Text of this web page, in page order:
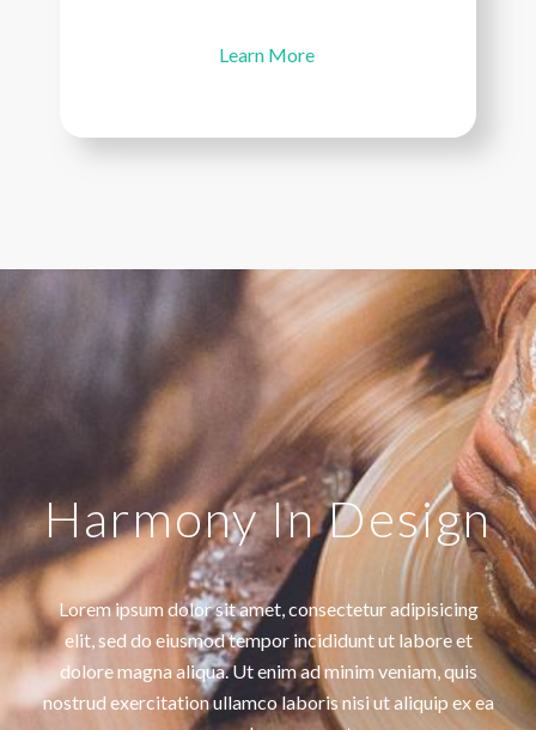
Learn More
Harmony In Design
Lorem ipsum dolor sit amet, consectetur adipisicing
elit, sed do eiusmod tempor incididunt ut labore et
dolore magna aliqua. Ut enim ad minim veniam, quis
nostrud exercitation ullamco laboris nisi ut aliquip ex ea